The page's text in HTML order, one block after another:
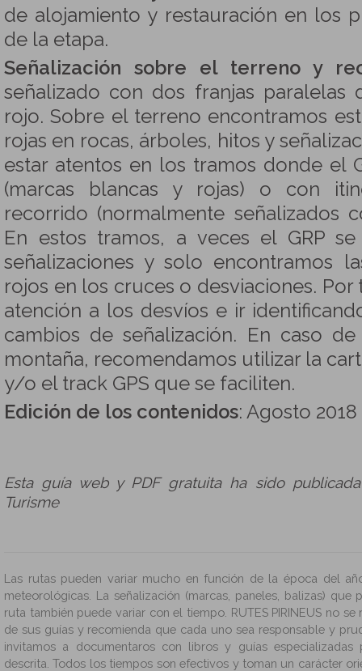
de alojamiento y restauración en los
de la etapa.
Señalización sobre el terreno y
señalizado con dos franjas paralelas
rojo. Sobre el terreno encontramos
rojas en rocas, árboles, hitos y
estar atentos en los tramos donde el
(marcas blancas y rojas) o con
recorrido (normalmente señalizados
En estos tramos, a veces el GRP
señalizaciones y solo encontramos
rojos en los cruces o desviaciones.
atención a los desvíos e ir
cambios de señalización. En caso
montaña, recomendamos utilizar la
y/o el track GPS que se faciliten.
Edición de los contenidos: Agosto 2018
Esta guía web y PDF gratuita ha sido
Turisme
Las rutas pueden variar mucho en función de la época del
meteorológicas. La señalización (marcas, paneles, balizas)
ruta también puede variar con el tiempo. RUTES PIRINEUS no
de sus guías y recomienda que cada uno sea responsable y
invitamos a documentaros con libros y guías especializadas
descrita. Todos los tiempos son efectivos y toman un carácter